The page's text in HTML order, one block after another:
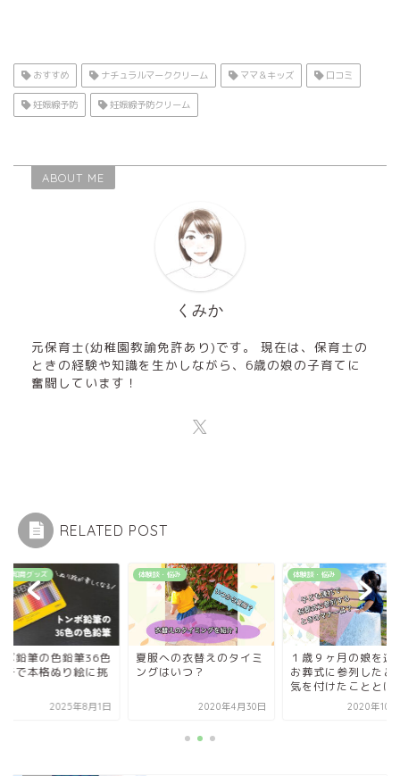
おすすめ ナチュラルマーククリーム ママ＆キッズ 口コミ
妊娠線予防 妊娠線予防クリーム
ABOUT ME
くみか
元保育士(幼稚園教諭免許あり)です。 現在は、保育士の
ときの経験や知識を生かしながら、6歳の娘の子育てに
奮闘しています！
RELATED POST
め知育グッズ
ボ鉛筆の色鉛筆36色
子で本格ぬり絵に挑
2025年8月1日
体験談・悩み
夏服への衣替えのタイミ
ングはいつ？
2020年4月30日
体験談・悩み
１歳９ヶ月の娘を連
お葬式に参列したと
気を付けたこととは
2020年10